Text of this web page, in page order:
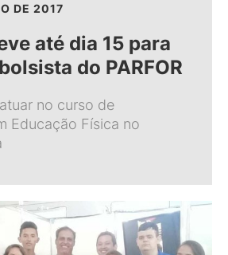
DE 2017
até dia 15 para
do PARFOR
no curso de
Educação Física no